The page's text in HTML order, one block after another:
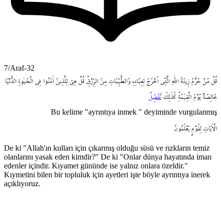
7/Araf-32
قُلْ مَنْ حَرَّمَ ز۪ينَةَ اللّٰهِ الَّت۪ٓي اَخْرَجَ لِعِبَادِه۪ وَالطَّيِّبَاتِ مِنَ الرِّزْقِۜ قُلْ هِيَ لِلَّذ۪ينَ اٰمَنُوا فِي الْحَيٰوةِ الدُّنْيَا
خَالِصَةً يَوْمَ الْقِيٰمَةِۜ كَذٰلِكَ نُفَصِّلُ
Bu kelime "ayrıntıya inmek " deyiminde vurgulanmış
الْاٰيَاتِ لِقَوْمٍ يَعْلَمُونَ
De ki "Allah'ın kulları için çıkarmış olduğu süsü ve rızkların temiz
olanlarını yasak eden kimdir?" De ki "Onlar dünya hayatında iman
edenler içindir. Kıyamet gününde ise yalnız onlara özeldir."
Kıymetini bilen bir topluluk için ayetleri işte böyle ayrıntıya inerek
açıklıyoruz.